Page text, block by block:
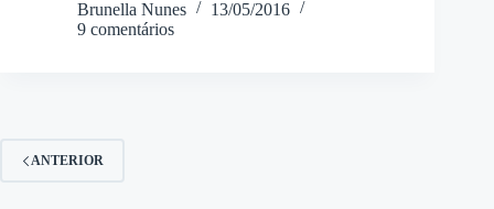
Brunella Nunes
13/05/2016
9 comentários
ANTERIOR